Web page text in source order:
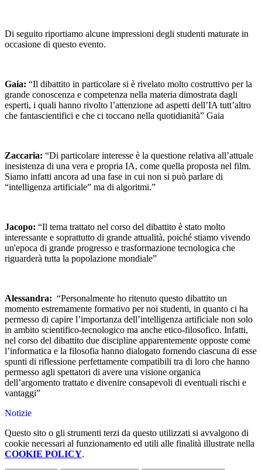
Di seguito riportiamo alcune impressioni degli studenti maturate in
occasione di questo evento.
Gaia: “Il dibattito in particolare si è rivelato molto costruttivo per la
grande conoscenza e competenza nella materia dimostrata dagli
esperti, i quali hanno rivolto l’attenzione ad aspetti dell’IA tutt’altro
che fantascientifici e che ci toccano nella quotidianità” Gaia
Zaccaria: “Di particolare interesse è la questione relativa all’attuale
inesistenza di una vera e propria IA, come quella proposta nel film.
Siamo infatti ancora ad una fase in cui non si può parlare di
“intelligenza artificiale” ma di algoritmi.”
Jacopo: “Il tema trattato nel corso del dibattito è stato molto
interessante e soprattutto di grande attualità, poiché stiamo vivendo
un'epoca di grande progresso e trasformazione tecnologica che
riguarderà tutta la popolazione mondiale”
Alessandra: “Personalmente ho ritenuto questo dibattito un
momento estremamente formativo per noi studenti, in quanto ci ha
permesso di capire l’importanza dell’intelligenza artificiale non solo
in ambito scientifico-tecnologico ma anche etico-filosofico. Infatti,
nel corso del dibattito due discipline apparentemente opposte come
l’informatica e la filosofia hanno dialogato fornendo ciascuna di esse
spunti di riflessione perfettamente compatibili tra di loro che hanno
permesso agli spettatori di avere una visione organica
dell’argomento trattato e divenire consapevoli di eventuali rischi e
vantaggi”
Notizie
Questo sito o gli strumenti terzi da questo utilizzati si avvalgono di
cookie necessari al funzionamento ed utili alle finalità illustrate nella
COOKIE POLICY.